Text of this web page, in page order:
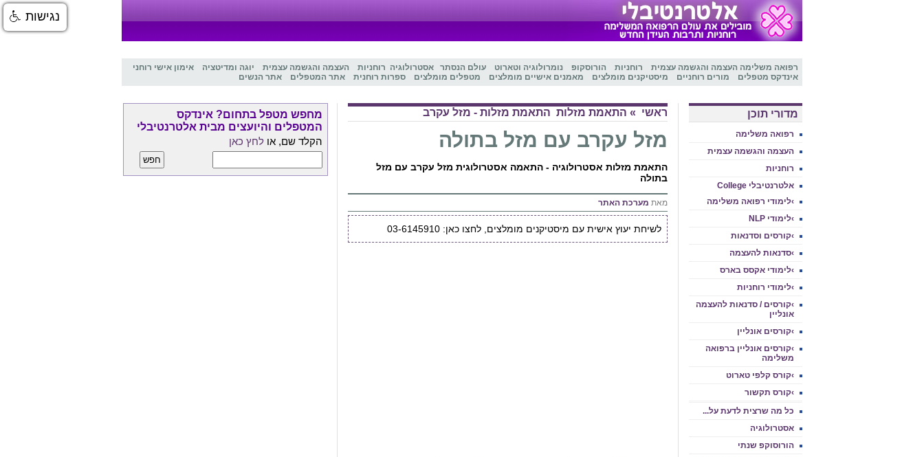
רפואה משלימה העצמה והגשמה עצמית רוחניות הורוסקופ נומרולוגיה וטארוט עולם הנסתר אסטרולוגיה רוחניות העצמה והגשמה עצמית יוגה ומדיטציה
אימון אישי רוחני
אינדקס מטפלים
מורים רוחניים מיסטיקנים מומלצים מאמנים אישיים מומלצים מטפלים מומלצים ספרות רוחנית אתר המטפלים אתר הנשים
מדורי תוכן
רפואה משלימה
העצמה והגשמה עצמית
רוחניות
אלטרנטיבלי College
›לימודי רפואה משלימה
›לימודי NLP
›קורסים וסדנאות
›סדנאות להעצמה
›לימודי אקסס בארס
›לימודי רוחניות
›קורסים / סדנאות להעצמה
אונליין
›קורסים אונליין
›קורסים אונליין ברפואה
משלימה
›קורס קלפי טארוט
›קורס תקשור
כל מה שרצית לדעת על...
אסטרולוגיה
הורוסוקפ שנתי
ראשי » התאמת מזלות התאמת מזלות - מזל עקרב
מזל עקרב עם מזל בתולה
התאמת מזלות אסטרולוגיה - התאמה אסטרולוגית מזל עקרב עם מזל
בתולה
מאת מערכת האתר
לשיחת יעוץ אישית עם מיסטיקנים מומלצים, לחצו כאן: 03-6145910
מחפש מטפל בתחום? אינדקס
המטפלים והיועצים מבית אלטרנטיבלי
הקלד שם, או לחץ כאן
נגישות